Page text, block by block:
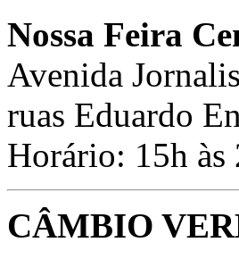
Nossa Feira
Avenida
ruas Eduardo
Horário: 15h às
CÂMBIO